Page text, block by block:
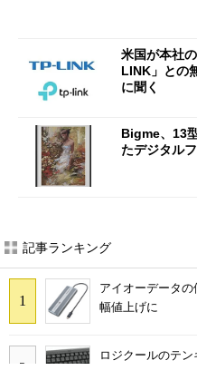
米国が本社
LINK」との
に聞く
Bigme、13
たデジタル
記事ランキング
アイオーデータ
幅値上げに
ロジクールのテ